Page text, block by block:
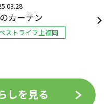
カーテン
ストライフ上福岡
しを見る